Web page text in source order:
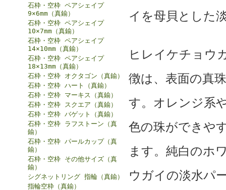
石枠・空枠 ペアシェイプ
9×6mm（真鍮）
石枠・空枠 ペアシェイプ
10×7mm（真鍮）
石枠・空枠 ペアシェイプ
14×10mm（真鍮）
石枠・空枠 ペアシェイプ
18×13mm（真鍮）
石枠・空枠 オクタゴン（真鍮）
石枠・空枠 ハート（真鍮）
石枠・空枠 マーキス（真鍮）
石枠・空枠 スクエア（真鍮）
石枠・空枠 バゲット（真鍮）
石枠・空枠 ラフストーン（真
鍮）
石枠・空枠 パールカップ（真
鍮）
石枠・空枠 その他サイズ（真
鍮）
シグネットリング 指輪（真鍮）
指輪空枠（真鍮）
イを母貝とした
ヒレイケチョウ
徴は、表面の真
す。オレンジ系
色の珠ができや
ます。純白のホ
ウガイの淡水パ